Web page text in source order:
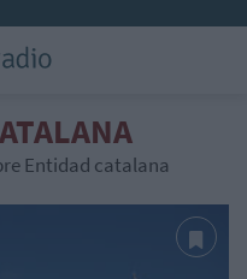
Entidad catalana